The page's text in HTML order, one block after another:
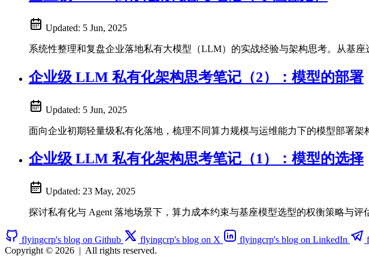
Updated: 5 Jun, 2025
系统性整理和复盘企业落地私有大模型（LLM）的实战经验与架构思考。从基座
企业级 LLM 私有化架构思考笔记（2）：模型的部署
Updated: 5 Jun, 2025
面向企业初期轻量级私有化落地，梳理不同算力规模与运维能力下的模型部署架
企业级 LLM 私有化架构思考笔记（1）：模型的选择
Updated: 23 May, 2025
探讨私有化与 Agent 落地场景下，算力成本约束与基座模型选型的权衡策略与评
flyingcrp's blog on Github flyingcrp's blog on X flyingcrp's blog on LinkedIn
Copyright © 2026 | All rights reserved.